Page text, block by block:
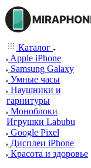
Каталог
Apple iPhone
Samsung Galaxy
Умные часы
Наушники и
гарнитуры
Моноблоки
Игрушки Labubu
Google Pixel
Дисплеи iPhone
Красота и здоровье